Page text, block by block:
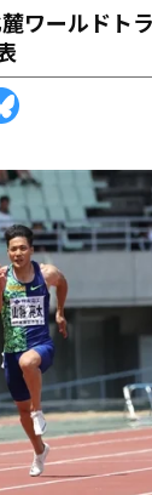
麓ワールドト